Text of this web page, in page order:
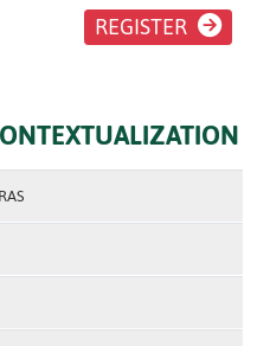
REGISTER